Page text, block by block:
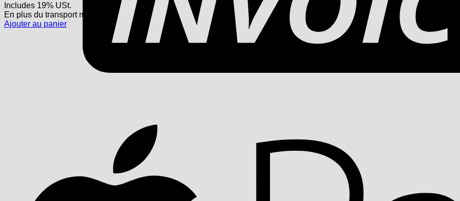
Includes 19% USt.
En plus du transportmaritime
Ajouter au panier